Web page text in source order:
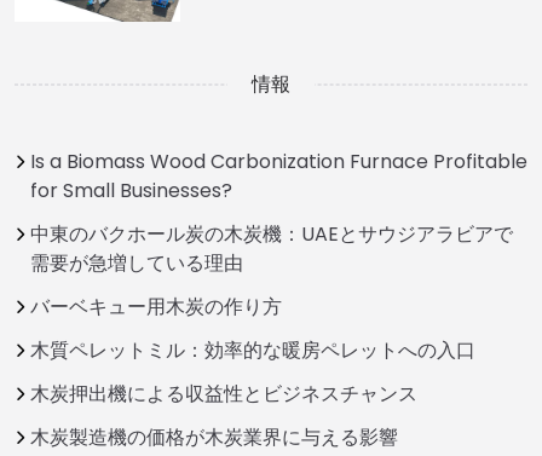
情報
Is a Biomass Wood Carbonization Furnace Profitable
for Small Businesses?
中東のバクホール炭の木炭機：UAEとサウジアラビアで
需要が急増している理由
バーベキュー用木炭の作り方
木質ペレットミル：効率的な暖房ペレットへの入口
木炭押出機による収益性とビジネスチャンス
木炭製造機の価格が木炭業界に与える影響